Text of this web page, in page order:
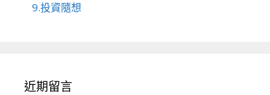
9.投資隨想
近期留言